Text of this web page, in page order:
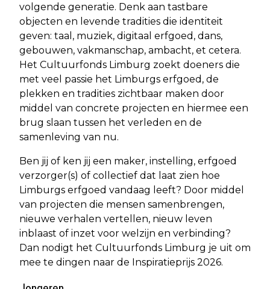
volgende generatie. Denk aan tastbare
objecten en levende tradities die identiteit
geven: taal, muziek, digitaal erfgoed, dans,
gebouwen, vakmanschap, ambacht, et cetera.
Het Cultuurfonds Limburg zoekt doeners die
met veel passie het Limburgs erfgoed, de
plekken en tradities zichtbaar maken door
middel van concrete projecten en hiermee een
brug slaan tussen het verleden en de
samenleving van nu.
Ben jij of ken jij een maker, instelling, erfgoed
verzorger(s) of collectief dat laat zien hoe
Limburgs erfgoed vandaag leeft? Door middel
van projecten die mensen samenbrengen,
nieuwe verhalen vertellen, nieuw leven
inblaast of inzet voor welzijn en verbinding?
Dan nodigt het Cultuurfonds Limburg je uit om
mee te dingen naar de Inspiratieprijs 2026.